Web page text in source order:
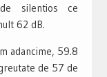
silentios ce
62 dB.
adancime, 59.8
de 57 de